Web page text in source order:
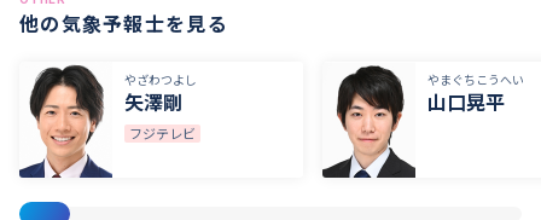
他の気象予報士を見る
やざわつよし
矢澤剛
フジテレビ
やまぐちこうへい
山口晃平